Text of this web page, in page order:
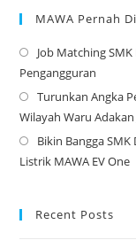
MAWA Pernah
Job Matching
Pengangguran
Turunkan Angka
Wilayah Waru
Bikin Bangga
Listrik MAWA EV One
Recent Posts